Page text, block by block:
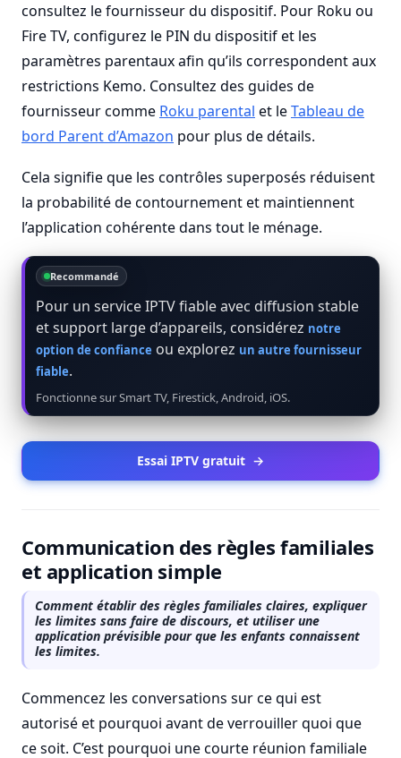
consultez le fournisseur du dispositif. Pour Roku ou
Fire TV, configurez le PIN du dispositif et les
paramètres parentaux afin qu’ils correspondent aux
restrictions Kemo. Consultez des guides de
fournisseur comme Roku parental et leTableau de
bord Parent d’Amazon pour plus de détails.
Cela signifie que les contrôles superposés réduisent
la probabilité de contournement et maintiennent
l’application cohérente dans tout le ménage.
Recommandé
Pour un service IPTV fiable avec diffusion stable
et support large d’appareils, considérez notre
option de confiance ou explorez un autre fournisseur
fiable.
Fonctionne sur Smart TV, Firestick, Android, iOS.
Essai IPTV gratuit →
Communication des règles familiales
et application simple
Comment établir des règles familiales claires, expliquer
les limites sans faire de discours, et utiliser une
application prévisible pour que les enfants connaissent
les limites.
Commencez les conversations sur ce qui est
autorisé et pourquoi avant de verrouiller quoi que
ce soit. C’est pourquoi une courte réunion familiale